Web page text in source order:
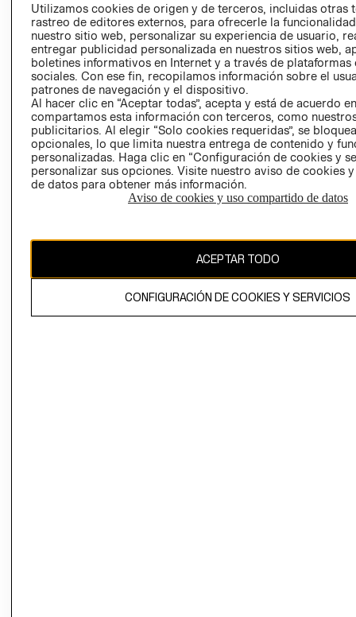
AVISO DE
PRIVACIDAD
GIFT CARD
AVISO DE
COOKIES
El contenido de esta página web está protegido por copyright y es
Utilizamos cookies de origen y de terceros, incluidas otras
rastreo de editores externos, para ofrecerle la
nuestro sitio web, personalizar su experiencia de usuario,
entregar publicidad personalizada en nuestros sitios web,
boletines informativos en Internet y a través de plataformas
sociales. Con ese fin, recopilamos información sobre el
patrones de navegación y el dispositivo.
Al hacer clic en “Aceptar todas”, acepta y está de acuerdo
compartamos esta información con terceros, como
publicitarios. Al elegir “Solo cookies requeridas”, se
opcionales, lo que limita nuestra entrega de contenido y
personalizadas. Haga clic en “Configuración de cookies y
personalizar sus opciones. Visite nuestro aviso de cookies
de datos para obtener más información.
Aviso de cookies y uso compartido de datos
ACEPTAR TODO
CONFIGURACIÓN DE COOKIES Y SERVICIOS